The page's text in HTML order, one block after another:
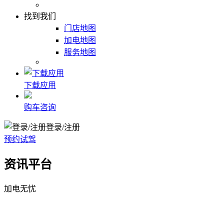
找到我们
门店地图
加电地图
服务地图
下载应用
购车咨询
登录/注册
预约试驾
资讯平台
加电无忧